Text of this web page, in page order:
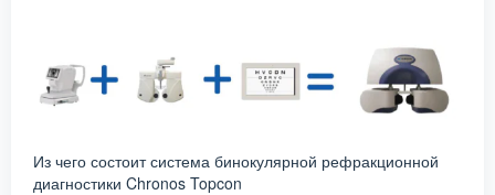
Из чего состоит система бинокулярной рефракционной
диагностики Chronos Topcon